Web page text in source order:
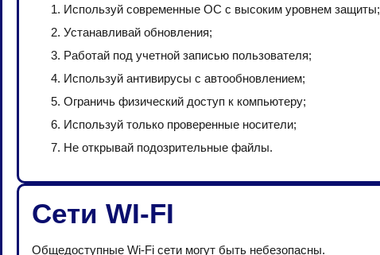
Используй современные ОС с высоким уровнем защиты;
Устанавливай обновления;
Работай под учетной записью пользователя;
Используй антивирусы с автообновлением;
Ограничь физический доступ к компьютеру;
Используй только проверенные носители;
Не открывай подозрительные файлы.
Сети WI-FI
Общедоступные Wi-Fi сети могут быть небезопасны.